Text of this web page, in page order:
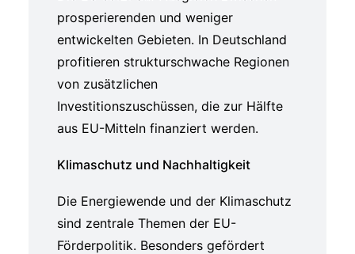
prosperierenden und weniger
entwickelten Gebieten. In Deutschland
profitieren strukturschwache Regionen
von zusätzlichen
Investitionszuschüssen, die zur Hälfte
aus EU-Mitteln finanziert werden.
Klimaschutz und Nachhaltigkeit
Die Energiewende und der Klimaschutz
sind zentrale Themen der EU-
Förderpolitik. Besonders gefördert